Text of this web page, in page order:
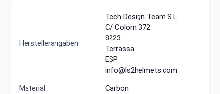
Herstellerangaben
Tech Design Team S.L.
C/ Colom 372
8223
Terrassa
ESP
info@ls2helmets.com
Material Carbon